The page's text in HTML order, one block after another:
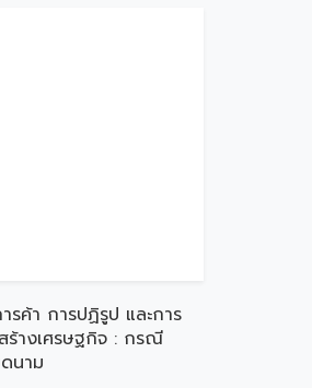
รค้า การปฏิรูป และการ
ร้างเศรษฐกิจ : กรณี
นาม